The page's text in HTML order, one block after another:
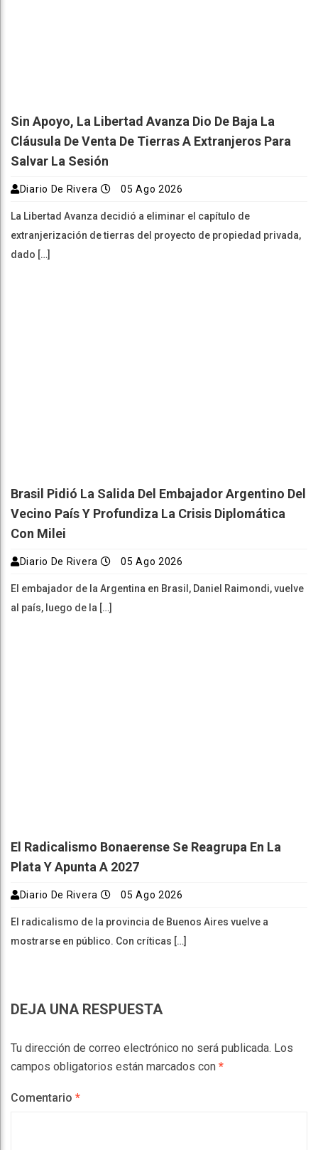
Sin Apoyo, La Libertad Avanza Dio De Baja La
Cláusula De Venta De Tierras A Extranjeros Para
Salvar La Sesión
Diario De Rivera 05 Ago 2026
La Libertad Avanza decidió a eliminar el capítulo de
extranjerización de tierras del proyecto de propiedad privada,
dado […]
Brasil Pidió La Salida Del Embajador Argentino Del
Vecino País Y Profundiza La Crisis Diplomática
Con Milei
Diario De Rivera 05 Ago 2026
El embajador de la Argentina en Brasil, Daniel Raimondi, vuelve
al país, luego de la […]
El Radicalismo Bonaerense Se Reagrupa En La
Plata Y Apunta A 2027
Diario De Rivera 05 Ago 2026
El radicalismo de la provincia de Buenos Aires vuelve a
mostrarse en público. Con críticas […]
DEJA UNA RESPUESTA
Tu dirección de correo electrónico no será publicada. Los
campos obligatorios están marcados con *
Comentario *